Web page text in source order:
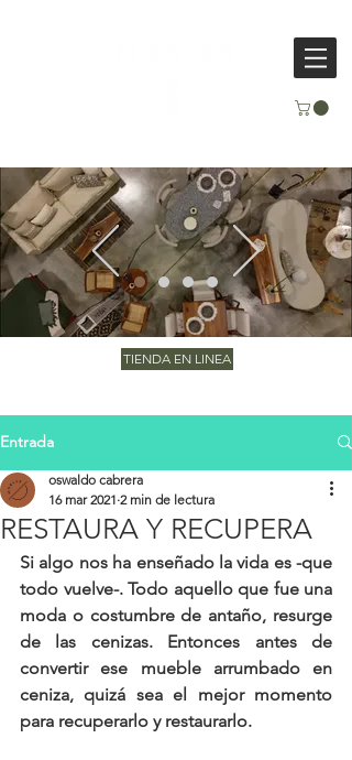
TIENDA EN LINEA
Entrada
RESTAURA Y RECUPERA
oswaldo cabrera
16 mar 2021 2 min de lectura
Si algo nos ha enseñado la vida es -que
todo vuelve-. Todo aquello que fue una
moda o costumbre de antaño, resurge
de las cenizas. Entonces antes de
convertir ese mueble arrumbado en
ceniza, quizá sea el mejor momento
para recuperarlo y restaurarlo.